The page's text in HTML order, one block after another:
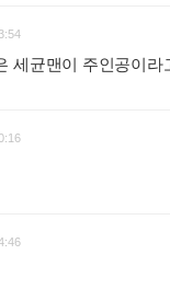
세균맨이 주인공이